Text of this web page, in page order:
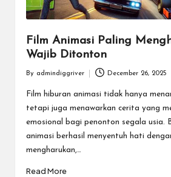
Film Animasi Paling
Wajib Ditonton
by
By admindiggriver December 26, 2025
Film hiburan animasi tidak hanya
tetapi juga menawarkan cerita yang
emosional bagi penonton segala usia.
animasi berhasil menyentuh hati
mengharukan,…
Read More